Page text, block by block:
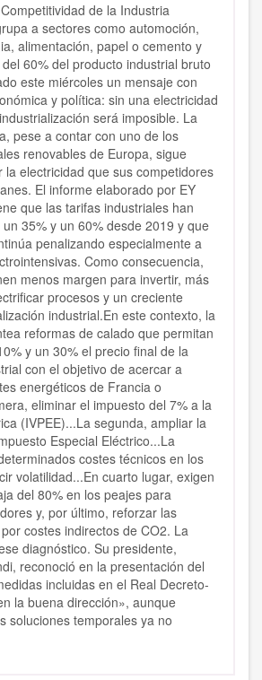
de la Industria
a sectores como automoción,
alimentación, papel o cemento y
60% del producto industrial bruto
este miércoles un mensaje con
y política: sin una electricidad
será imposible. La
pese a contar con uno de los
renovables de Europa, sigue
la electricidad que sus competidores
El informe elaborado por EY
que las tarifas industriales han
35% y un 60% desde 2019 y que
penalizando especialmente a
Como consecuencia,
menos margen para invertir, más
procesos y un creciente
industrial.En este contexto, la
reformas de calado que permitan
y un 30% el precio final de la
con el objetivo de acercar a
energéticos de Francia o
eliminar el impuesto del 7% a la
(IVPEE)...La segunda, ampliar la
Especial Eléctrico...La
costes técnicos en los
volatilidad...En cuarto lugar, exigen
del 80% en los peajes para
y, por último, reforzar las
costes indirectos de CO2. La
diagnóstico. Su presidente,
reconoció en la presentación del
incluidas en el Real Decreto-
la buena dirección», aunque
soluciones temporales ya no